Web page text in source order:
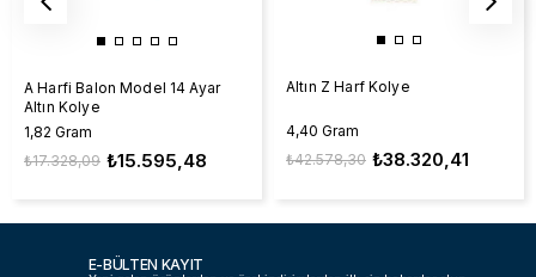
A Harfi Balon Model 14 Ayar
Altın Kolye
1,82 Gram
₺15.595,48
₺17.328,09
Altın Z Harf Kolye
4,40 Gram
₺38.320,41
₺42.578,30
E-BÜLTEN KAYIT